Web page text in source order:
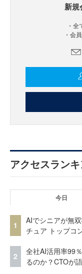
新規
・
・会
アクセスラン
今日
1
AIでシニアが無
チュア トップコ
2
全社AI活用率99
るのか？CTOが